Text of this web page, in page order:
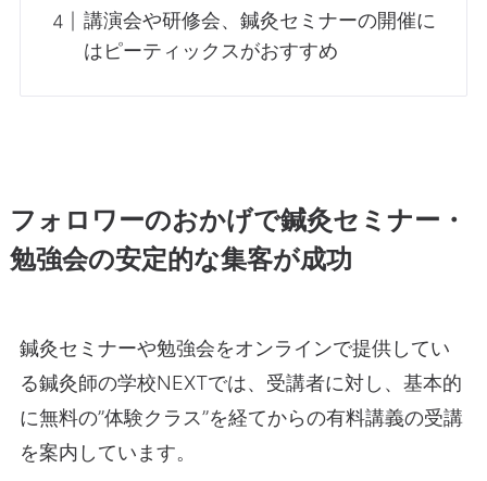
講演会や研修会、鍼灸セミナーの開催に
はピーティックスがおすすめ
フォロワーのおかげで鍼灸セミナー・
勉強会の安定的な集客が成功
鍼灸セミナーや勉強会をオンラインで提供してい
る鍼灸師の学校NEXTでは、受講者に対し、基本的
に無料の”体験クラス”を経てからの有料講義の受講
を案内しています。